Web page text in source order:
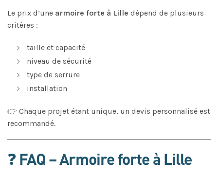
Le prix d’une armoire forte à Lille dépend de plusieurs
critères :
taille et capacité
niveau de sécurité
type de serrure
installation
👉 Chaque projet étant unique, un devis personnalisé est
recommandé.
❓ FAQ – Armoire forte à Lille